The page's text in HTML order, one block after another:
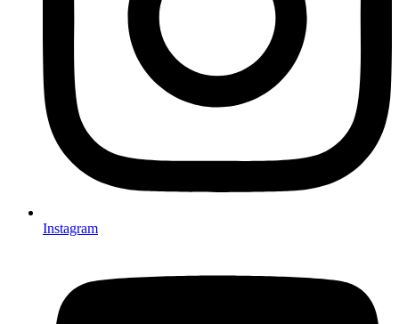
Instagram